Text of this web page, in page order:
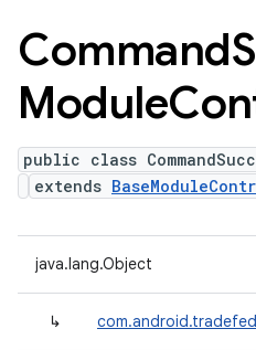
Command
Module
public class
extends
java.lang.Object
↳